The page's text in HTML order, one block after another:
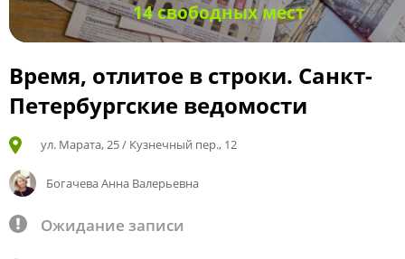
14 свободных мест
Время, отлитое в строки. Санкт-
Петербургские ведомости
ул. Марата, 25 / Кузнечный пер., 12
Богачева Анна Валерьевна
Ожидание записи